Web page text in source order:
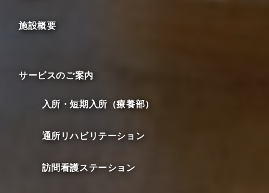
施設概要
サービスのご案内
入所・短期入所（療養部）
通所リハビリテーション
訪問看護ステーション